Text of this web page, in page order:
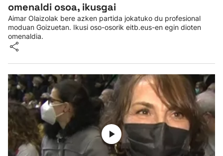
omenaldi osoa, ikusgai
Aimar Olaizolak bere azken partida jokatuko du profesional
moduan Goizuetan. Ikusi oso-osorik eitb.eus-en egin dioten
omenaldia.